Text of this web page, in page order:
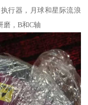
行器，月球和星际流浪
磨，B和C轴